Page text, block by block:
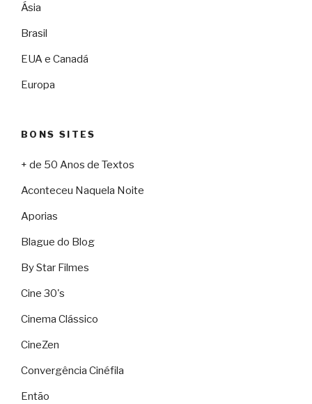
Ásia
Brasil
EUA e Canadá
Europa
BONS SITES
+ de 50 Anos de Textos
Aconteceu Naquela Noite
Aporias
Blague do Blog
By Star Filmes
Cine 30's
Cinema Clássico
CineZen
Convergência Cinéfila
Então